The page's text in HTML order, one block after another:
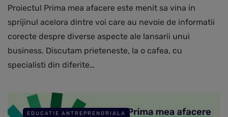
Proiectul Prima mea afacere este menit sa vina in
sprijinul acelora dintre voi care au nevoie de informatii
corecte despre diverse aspecte ale lansarii unui
business. Discutam prieteneste, la o cafea, cu
specialisti din diferite…
EDUCATIE ANTREPRENORIALA